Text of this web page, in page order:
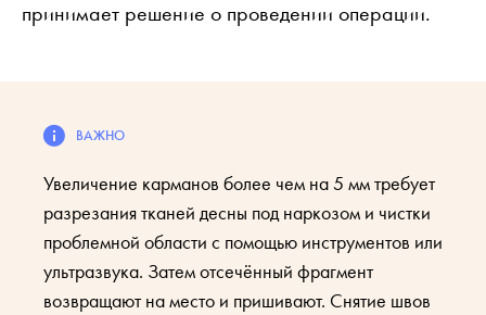
принимает решение о проведении операции.
Увеличение карманов более чем на 5 мм требует
разрезания тканей десны под наркозом и чистки
проблемной области с помощью инструментов или
ультразвука. Затем отсечённый фрагмент
возвращают на место и пришивают. Снятие швов